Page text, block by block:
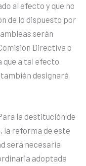
al efecto y que no
de lo dispuesto por
serán
Directiva o
que a tal efecto
designará
la destitución de
la reforma de este
será necesaria
adoptada